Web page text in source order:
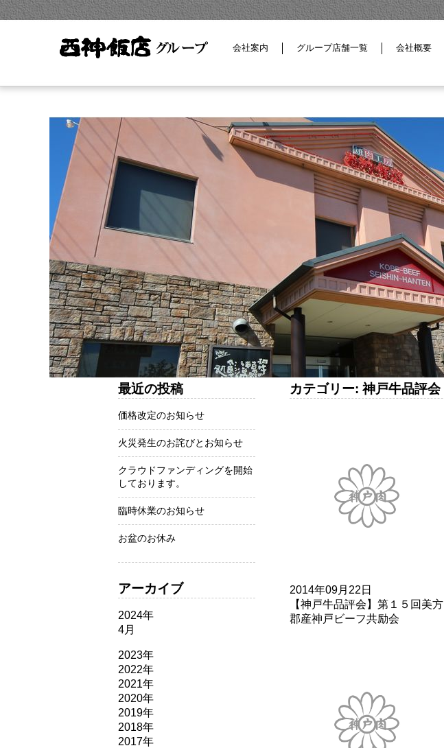
会社案内 グループ店舗一覧 会社概要
カテゴリー:神戸牛品評会
2014年09月22日
【神戸牛品評会】第１５回美方
郡産神戸ビーフ共励会
最近の投稿
価格改定のお知らせ
火災発生のお詫びとお知らせ
クラウドファンディングを開始
しております。
臨時休業のお知らせ
お盆のお休み
アーカイブ
2024年
4月
2023年
2022年
2021年
2020年
2019年
2018年
2017年